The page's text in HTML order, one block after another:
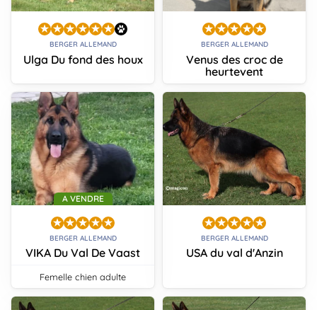
BERGER ALLEMAND
Ulga Du fond des houx
BERGER ALLEMAND
Venus des croc de
heurtevent
A VENDRE
BERGER ALLEMAND
VIKA Du Val De Vaast
femelle chien adulte
BERGER ALLEMAND
USA du val d'Anzin